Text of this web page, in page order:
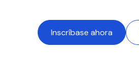
Inscríbase ahora